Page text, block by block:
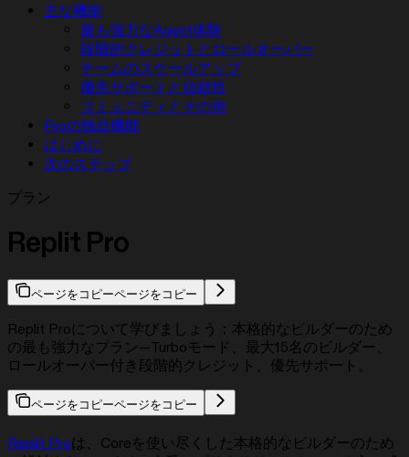
主な機能
最も強力なAgent体験
段階的クレジットとロールオーバー
チームのスケールアップ
優先サポートと信頼性
コミュニティとその他
Proの独自機能
はじめに
次のステップ
プラン
Replit Pro
ページをコピーページをコピー
Replit Proについて学びましょう：本格的なビルダーのため
の最も強力なプラン—Turboモード、最大15名のビルダー、
ロールオーバー付き段階的クレジット、優先サポート。
ページをコピーページをコピー
Replit Proは、Coreを使い尽くした本格的なビルダーのため